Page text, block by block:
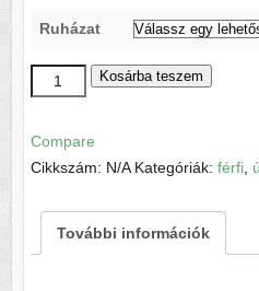
Ruházat
Zerod
Briefs
Lines
Kosárba teszem
Compare
Cikkszám: N/A Kategóriák: férfi,
További információk